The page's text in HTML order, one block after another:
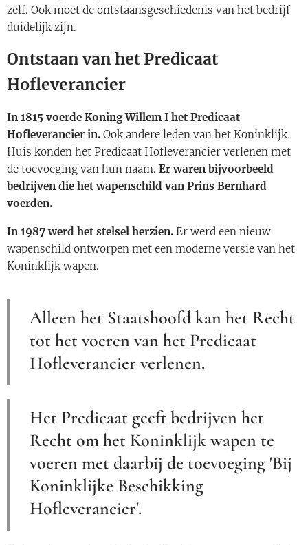
zelf. Ook moet de ontstaansgeschiedenis van het bedrijf
duidelijk zijn.
Ontstaan van het Predicaat
Hofleverancier
In 1815 voerde Koning Willem I het Predicaat
Hofleverancier in. Ook andere leden van het Koninklijk
Huis konden het Predicaat Hofleverancier verlenen met
de toevoeging van hun naam. Er waren bijvoorbeeld
bedrijven die het wapenschild van Prins Bernhard
voerden.
In 1987 werd het stelsel herzien. Er werd een nieuw
wapenschild ontworpen met een moderne versie van het
Koninklijk wapen.
Alleen het Staatshoofd kan het Recht
tot het voeren van het Predicaat
Hofleverancier verlenen.
Het Predicaat geeft bedrijven het
Recht om het Koninklijk wapen te
voeren met daarbij de toevoeging 'Bij
Koninklijke Beschikking
Hofleverancier'.